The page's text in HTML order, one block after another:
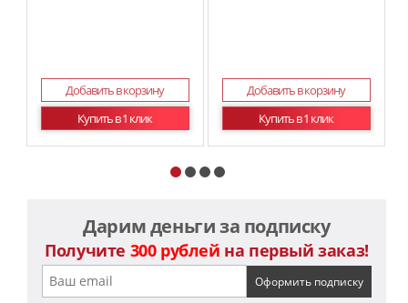
Добавить в корзину
Купить в 1 клик
Добавить в корзину
Купить в 1 клик
Дарим деньги за подписку
Получите 300 рублей на первый заказ!